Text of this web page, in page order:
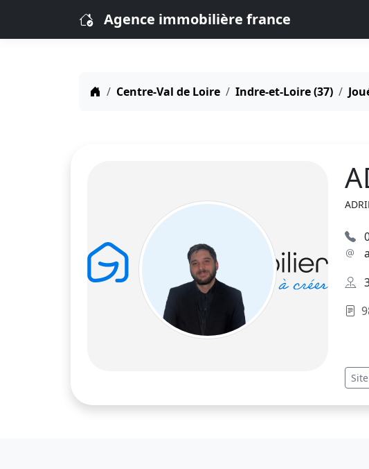
Agence immobilière france
Centre-Val de Loire Indre-et-Loire (37)